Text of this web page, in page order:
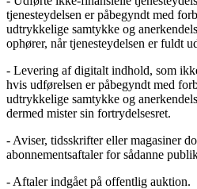
tjenesteydelsen er påbegyndt med
udtrykkelige samtykke og
ophører, når tjenesteydelsen er fuldt
- Levering af digitalt indhold, som
hvis udførelsen er påbegyndt med
udtrykkelige samtykke og
dermed mister sin fortrydelsesret.
- Aviser, tidsskrifter eller magasiner
abonnementsaftaler for sådanne
- Aftaler indgået på offentlig auktion.